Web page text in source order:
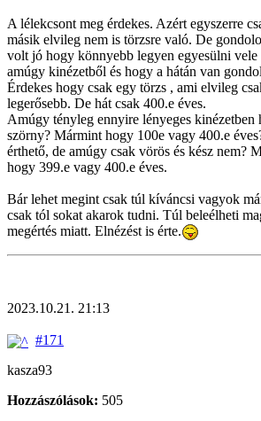
A lélekcsont meg érdekes. Azért egyszerre
másik elvileg nem is törzsre való. De
volt jó hogy könnyebb legyen egyesülni vele
amúgy kinézetből és hogy a hátán van
Érdekes hogy csak egy törzs , ami elvileg
legerősebb. De hát csak 400.e éves.
Amúgy tényleg ennyire lényeges kinézetben
szörny? Mármint hogy 100e vagy 400.e
érthető, de amúgy csak vörös és kész nem?
hogy 399.e vagy 400.e éves.
Bár lehet megint csak túl kíváncsi vagyok
csak tól sokat akarok tudni. Túl beleélheti
megértés miatt. Elnézést is érte.
2023.10.21. 21:13
#171
kasza93
Hozzászólások: 505